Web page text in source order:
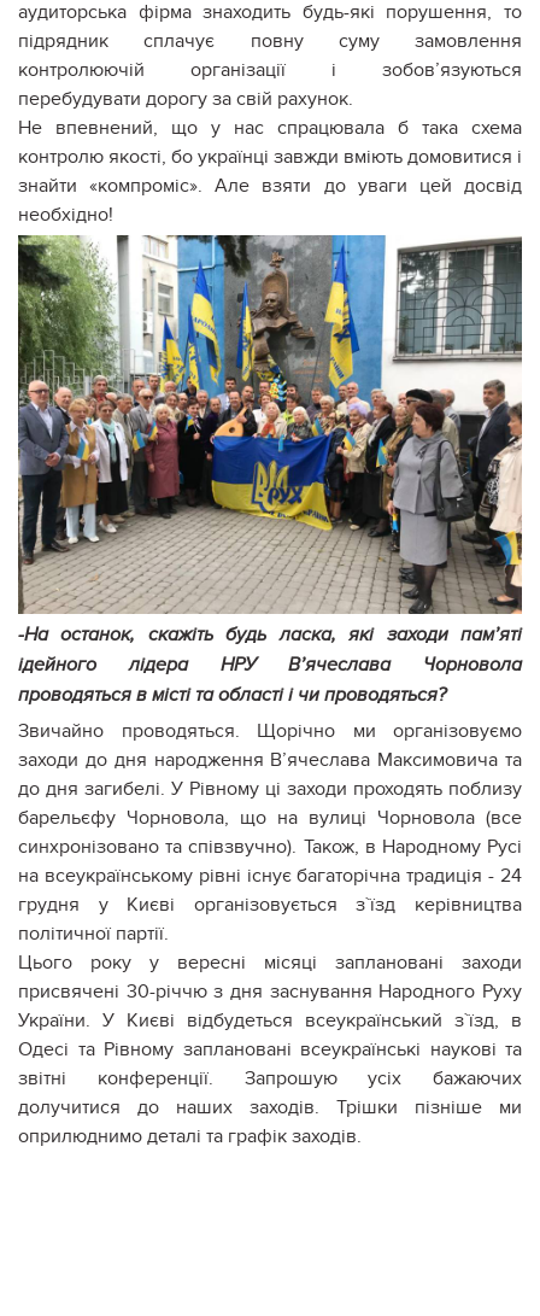
аудиторська фірма знаходить будь-які порушення, то
підрядник сплачує повну суму замовлення
контролюючій організації і зобов’язуються
перебудувати дорогу за свій рахунок.
Не впевнений, що у нас спрацювала б така схема
контролю якості, бо українці завжди вміють домовитися і
знайти «компроміс». Але взяти до уваги цей досвід
необхідно!
-На останок, скажіть будь ласка, які заходи пам’яті
ідейного лідера НРУ В’ячеслава Чорновола
проводяться в місті та області і чи проводяться?
Звичайно проводяться. Щорічно ми організовуємо
заходи до дня народження В’ячеслава Максимовича та
до дня загибелі. У Рівному ці заходи проходять поблизу
барельєфу Чорновола, що на вулиці Чорновола (все
синхронізовано та співзвучно). Також, в Народному Русі
на всеукраїнському рівні існує багаторічна традиція - 24
грудня у Києві організовується з`їзд керівництва
політичної партії.
Цього року у вересні місяці заплановані заходи
присвячені 30-річчю з дня заснування Народного Руху
України. У Києві відбудеться всеукраїнський з`їзд, в
Одесі та Рівному заплановані всеукраїнські наукові та
звітні конференції. Запрошую усіх бажаючих
долучитися до наших заходів. Трішки пізніше ми
оприлюднимо деталі та графік заходів.